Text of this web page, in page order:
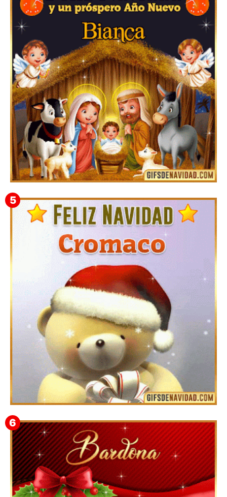
Feliz Navidad y próspero Año Nuevo Gladis
Feliz Navidad y próspero Año Nuevo Bianca